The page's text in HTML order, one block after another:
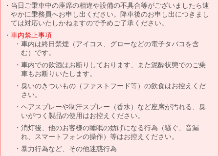
当日ご乗車中の座席の相違や設備の不具合等がございましたら速
やかに乗務員へお申し出ください。降車後のお申し出につきまし
ては対応いたしかねますので予めご了承ください。
車内禁止事項
車内は終日禁煙（アイコス、グローなどの電子タバコを含
む）です。
車内での飲酒はお断りしております、また泥酔状態でのご乗
車もお断りいたします。
臭いのきついもの（ファストフード等）の飲食はお控えくだ
さい。
ヘアスプレーや制汗スプレー（香水）など座席が汚れる、臭
いがつく製品の使用はお控えください。
消灯後、他のお客様の睡眠の妨げになる行為（騒ぐ、音漏
れ、スマートフォンの操作）等はお控えください。
暴力行為など、その他迷惑行為